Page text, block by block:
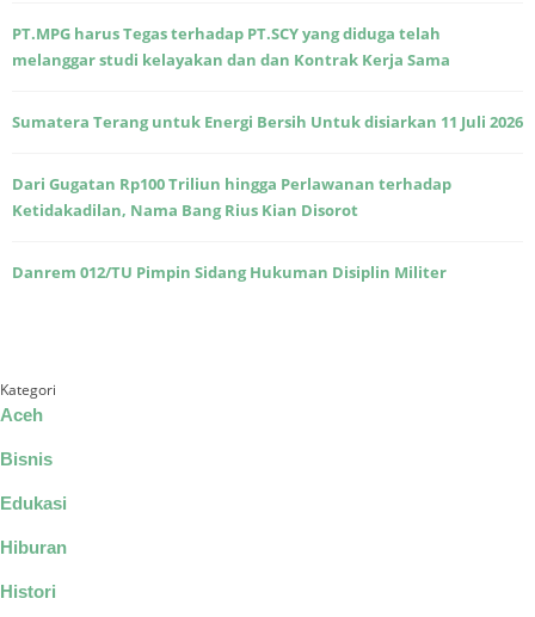
PT.MPG harus Tegas terhadap PT.SCY yang diduga telah
melanggar studi kelayakan dan dan Kontrak Kerja Sama
Sumatera Terang untuk Energi Bersih Untuk disiarkan 11 Juli 2026
Dari Gugatan Rp100 Triliun hingga Perlawanan terhadap
Ketidakadilan, Nama Bang Rius Kian Disorot
Danrem 012/TU Pimpin Sidang Hukuman Disiplin Militer
Kategori
Aceh
Bisnis
Edukasi
Hiburan
Histori